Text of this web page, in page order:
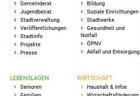
Gemeinderat
Jugendbeirat
Stadtverwaltung
Veröffentlichungen
Stadtinfo
Projekte
Presse
Bildung
Soziale Einrichtungen
Stadtwerke
Gesundheit und
Notfall
ÖPNV
Abfall und Entsorgung
LEBENSLAGEN
Senioren
WIRTSCHAFT
Haushalt & Infos